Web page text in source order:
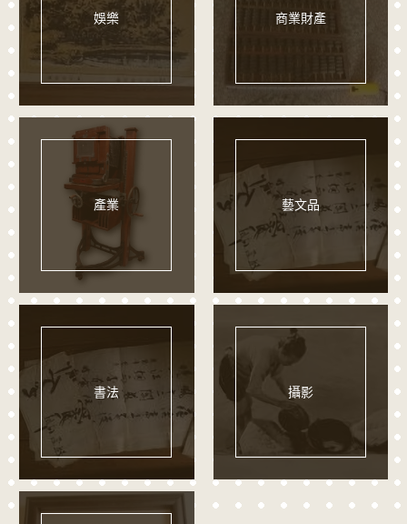
娛樂 商業財產
產業 藝文品
書法 攝影